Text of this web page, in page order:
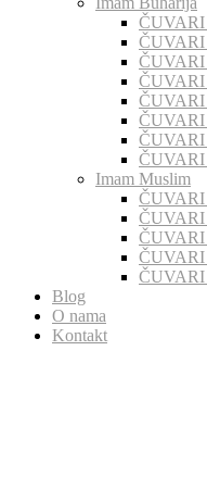
ČUVARI
ČUVARI
ČUVARI
ČUVARI
ČUVARI
ČUVARI
ČUVARI
ČUVARI
Imam Muslim
ČUVARI
ČUVARI
ČUVARI
ČUVARI
ČUVARI
Blog
O nama
Kontakt